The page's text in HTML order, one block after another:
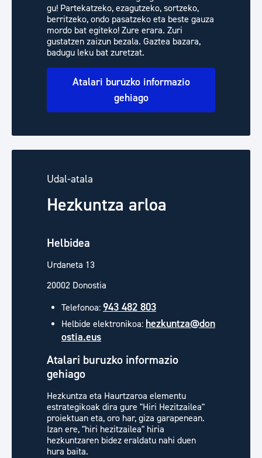
gu! Partekatzeko, ezagutzeko, sortzeko,
berritzeko, ondo pasatzeko eta beste gauza
mordo bat egiteko! Zure erara. Zuri
gustatzen zaizun bezala. Gaztea bazara,
badugu leku bat zuretzat.
Atalari buruzko informazio
gehiago
Udal-atala
Hezkuntza arloa
Helbidea
Urdaneta 13
20002 Donostia
Telefonoa: 943 482 803
Helbide elektronikoa: hezkuntza@don
ostia.eus
Atalari buruzko informazio
gehiago
Hezkuntza eta Haurtzaroa elementu
estrategikoak dira gure "Hiri Hezitzailea"
proiektuan eta, oro har, giza garapenean.
Izan ere, "hiri hezitzailea" hiria
hezkuntzaren bidez eraldatu nahi duen
hura baita.